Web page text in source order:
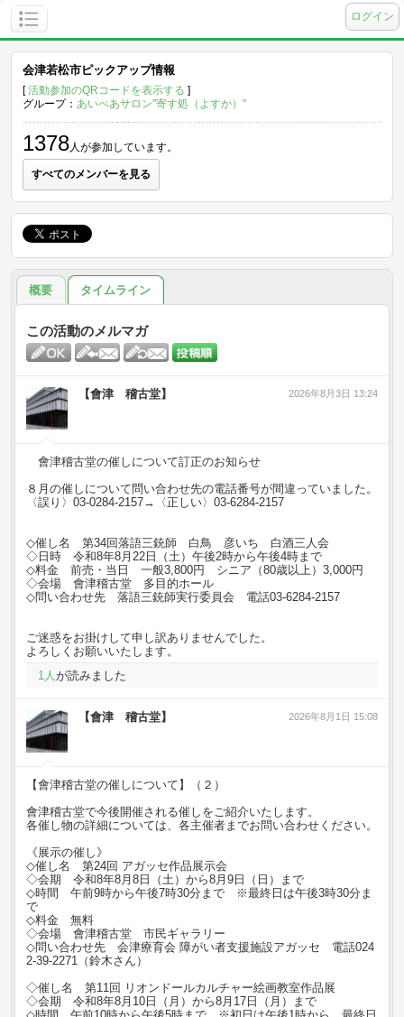
ログイン
会津若松市ピックアップ情報
[活動参加のQRコードを表示する ]
グループ： あいべあサロン"寄す処（よすか）"
1378人が参加しています。
すべてのメンバーを見る
概要 タイムライン
この活動のメルマガ
【會津 稽古堂】 2026年8月3日 13:24
會津稽古堂の催しについて訂正のお知らせ
８月の催しについて問い合わせ先の電話番号が間違っていました。
〈誤り〉03-0284-2157→〈正しい〉03-6284-2157
◇催し名 第34回落語三銃師 白鳥 彦いち 白酒三人会
◇日時 令和8年8月22日（土）午後2時から午後4時まで
◇料金 前売・当日 一般3,800円 シニア（80歳以上）3,000円
◇会場 會津稽古堂 多目的ホール
◇問い合わせ先 落語三銃師実行委員会 電話03-6284-2157
ご迷惑をお掛けして申し訳ありませんでした。
よろしくお願いいたします。
1人が読みました
【會津 稽古堂】 2026年8月1日 15:08
【會津稽古堂の催しについて】（２）
會津稽古堂で今後開催される催しをご紹介いたします。
各催し物の詳細については、各主催者までお問い合わせください。
《展示の催し》
◇催し名 第24回 アガッセ作品展示会
◇会期 令和8年8月8日（土）から8月9日（日）まで
◇時間 午前9時から午後7時30分まで ※最終日は午後3時30分ま
で
◇料金 無料
◇会場 會津稽古堂 市民ギャラリー
◇問い合わせ先 会津療育会 障がい者支援施設アガッセ 電話024
2-39-2271（鈴木さん）
◇催し名 第11回 リオンドールカルチャー絵画教室作品展
◇会期 令和8年8月10日（月）から8月17日（月）まで